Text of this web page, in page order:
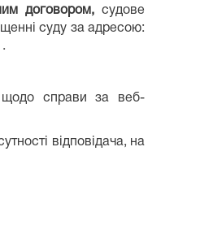
договором,судове
суду за адресою:
щодо справи за веб-
відповідача, на